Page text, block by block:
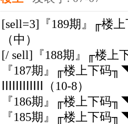
[sell=3]『189期』╓楼
（中）
[/ sell]『188期』╓楼
『187期』╓楼上下码
ⅠⅠⅠⅠⅠⅠⅠⅠⅠⅠⅠⅠ（10-8）
『186期』╓楼上下码
『185期』╓楼上下码